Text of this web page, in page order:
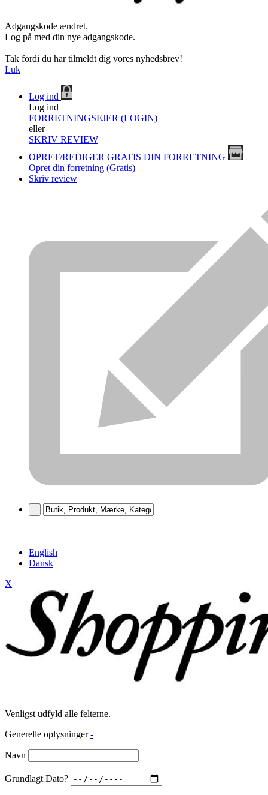
Adgangskode ændret.
Log på med din nye adgangskode.
Tak fordi du har tilmeldt dig vores nyhedsbrev!
Luk
Log ind
Log ind
FORRETNINGSEJER (LOGIN)
eller
SKRIV REVIEW
OPRET/REDIGER GRATIS DIN FORRETNING
Opret din forretning (Gratis)
Skriv review
English
Dansk
X
Venligst udfyld alle felterne.
Generelle oplysninger -
Navn
Grundlagt Dato?